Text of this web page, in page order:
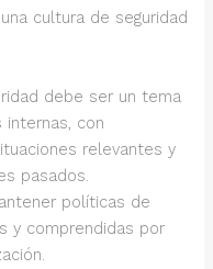
cultura de seguridad
debe ser un tema
internas, con
relevantes y
pasados.
políticas de
y comprendidas por